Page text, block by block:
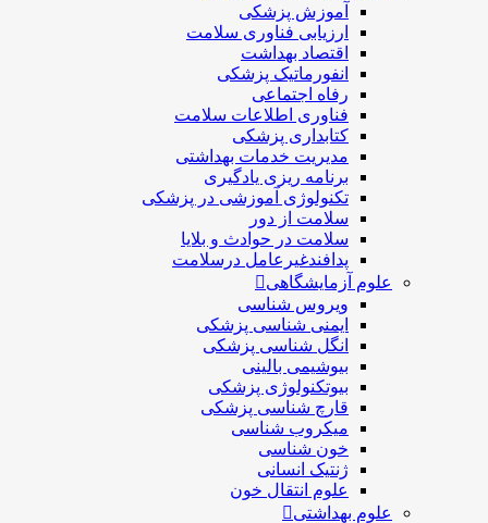
آموزش پزشکی
ارزیابی فناوری سلامت
اقتصاد بهداشت
انفورماتیک پزشکی
رفاه اجتماعی
فناوری اطلاعات سلامت
کتابداری پزشکی
مديريت خدمات بهداشتی
برنامه ریزی یادگیری
تکنولوژی آموزشی در پزشکی
سلامت از دور
سلامت در حوادث و بلایا
پدافندغیرعامل درسلامت
علوم آزمایشگاهی
ویروس شناسی
ایمنی شناسی پزشكی
انگل شناسی پزشکی
بیوشیمی بالینی
بیوتکنولوژی پزشکی
قارچ شناسی پزشکی
ميكروب شناسی
خون شناسی
ژنتیک انسانی
علوم انتقال خون
علوم بهداشتی